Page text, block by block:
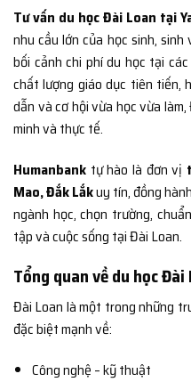
Tư vấn du học Đài Loan tại
nhu cầu lớn của học sinh,
bối cảnh chi phí du học tại
chất lượng giáo dục tiên tiến,
dẫn và cơ hội vừa học vừa
minh và thực tế.
Humanbank tự hào là đơn vị
Mao, Đắk Lắkuy tín, đồng
ngành học, chọn trường,
tập và cuộc sống tại Đài Loan.
Tổng quan về du học
Đài Loan là một trong những
đặc biệt mạnh về:
Công nghệ – kỹ thuật